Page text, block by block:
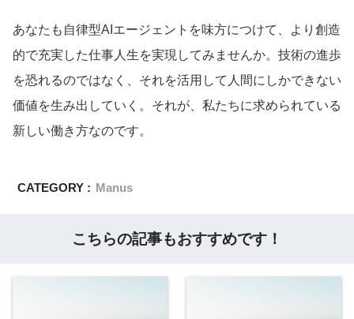
あなたも自律型AIエージェントを味方につけて、より創造
的で充実した仕事人生を実現してみませんか。技術の進歩
を恐れるのではなく、それを活用して人間にしかできない
価値を生み出していく。それが、私たちに求められている
新しい働き方なのです。
CATEGORY : Manus
こちらの記事もおすすめです！